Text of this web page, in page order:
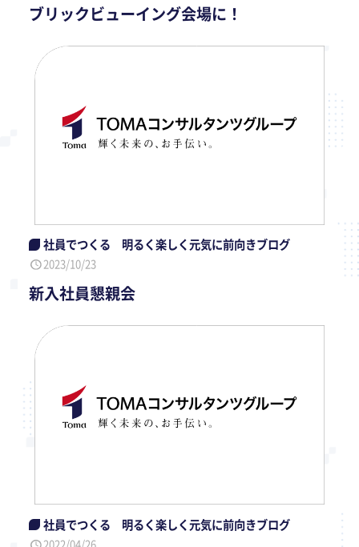
ブリックビューイング会場に！
社員でつくる 明るく楽しく元気に前向きブログ
2023/10/23
新入社員懇親会
社員でつくる 明るく楽しく元気に前向きブログ
2022/04/26